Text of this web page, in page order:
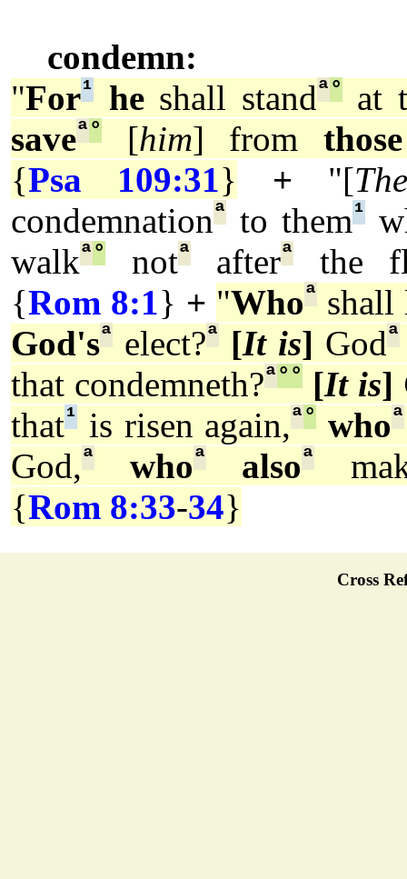
condemn:
"For¹ heshall standª°at
saveª° [him] from
{Psa 109:31} + "[
condemnationª to them¹
walkª° notªafterª
the
{Rom 8:1} + "Whoª shall
God'sª elect?ª [It is] Godª
that condemneth?ª° ° [It is]
that¹ is risen again,ª° whoª
God,ª whoª alsoª
{Rom 8:33-34}
Cross